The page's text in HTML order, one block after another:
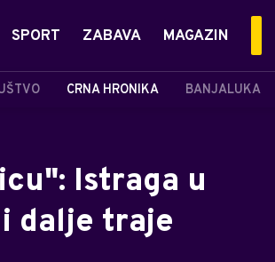
CRNA HRONIKA BANJALUKA
SPORT ZABAVA MAGAZIN
Istraga u
dalje traje